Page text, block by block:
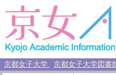
京都女子大学 京都女子大学図書